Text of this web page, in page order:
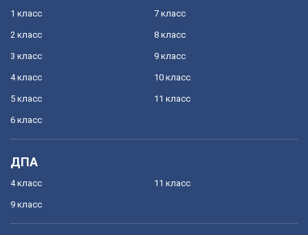
1 класс
2 класс
3 класс
4 класс
5 класс
6 класс
7 класс
8 класс
9 класс
10 класс
11 класс
ДПА
4 класс
9 класс
11 класс